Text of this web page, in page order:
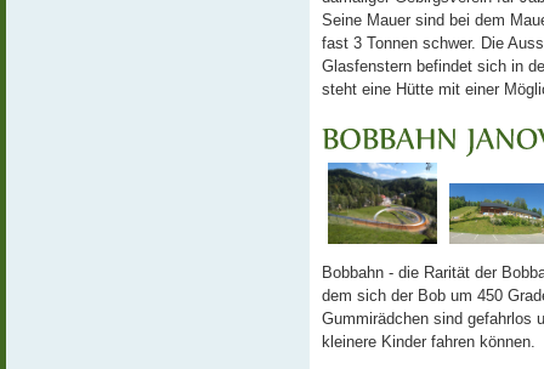
Seine Mauer sind bei dem
fast 3 Tonnen schwer. Die
Glasfenstern befindet sich in
steht eine Hütte mit einer
Bobbahn - die Rarität der
dem sich der Bob um 450
Gummirädchen sind gefahrlos
kleinere Kinder fahren können.